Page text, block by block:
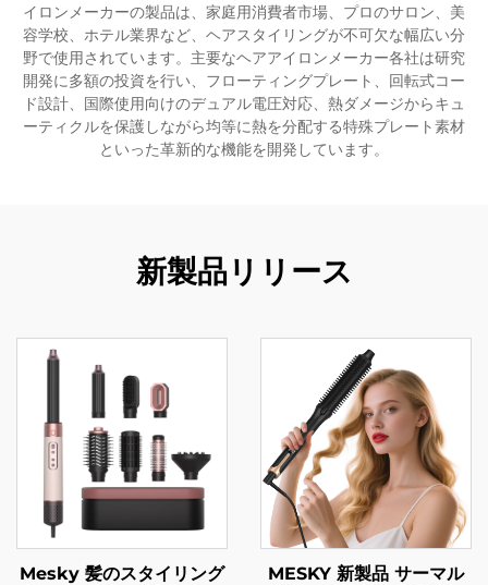
イロンメーカーの製品は、家庭用消費者市場、プロのサロン、美
容学校、ホテル業界など、ヘアスタイリングが不可欠な幅広い分
野で使用されています。主要なヘアアイロンメーカー各社は研究
開発に多額の投資を行い、フローティングプレート、回転式コー
ド設計、国際使用向けのデュアル電圧対応、熱ダメージからキュ
ーティクルを保護しながら均等に熱を分配する特殊プレート素材
といった革新的な機能を開発しています。
新製品リリース
Mesky 髪のスタイリング
MESKY 新製品 サーマル